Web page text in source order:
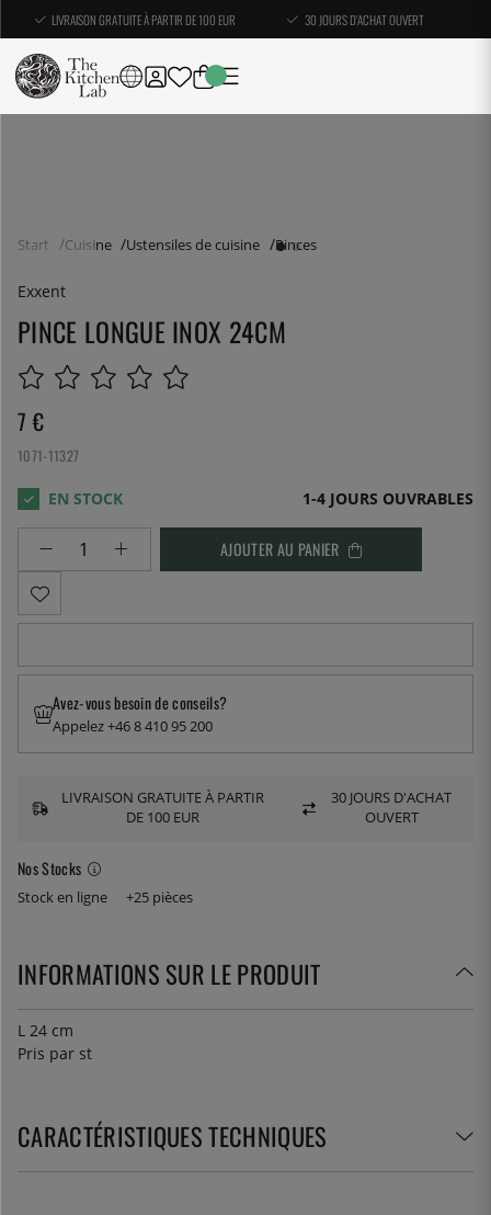
LIVRAISON GRATUITE À PARTIR DE 100 EUR 30 JOURS D'ACHAT OUVERT
Start Cuisine Ustensiles de cuisine Pinces
Exxent
PINCE LONGUE INOX 24CM
7 €
1071-11327
1-4 JOURS OUVRABLES
AJOUTER AU PANIER
Nos Stocks
Stock en ligne +25 pièces
Avez-vous besoin de conseils?
Appelez +46 8 410 95 200
LIVRAISON GRATUITE À PARTIR
DE 100 EUR
30 JOURS D'ACHAT
OUVERT
INFORMATIONS SUR LE PRODUIT
L 24 cm
Pris par st
CARACTÉRISTIQUES TECHNIQUES